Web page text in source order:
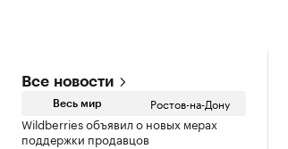
Все новости
Весь мир Ростов-на-Дону
Wildberries объявил о новых мерах
поддержки продавцов